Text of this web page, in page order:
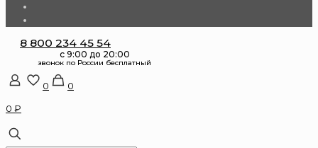
8 800 234 45 54
0
0
0 ₽